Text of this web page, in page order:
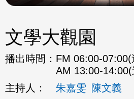
文學大觀園
播出時間： FM 06:00-07:00(
AM 13:00-
主持人：
朱嘉雯 陳文義